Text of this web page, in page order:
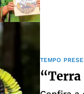
TEMPO